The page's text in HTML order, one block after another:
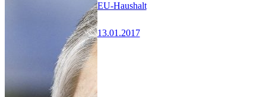
EU-Haushalt
13.01.2017